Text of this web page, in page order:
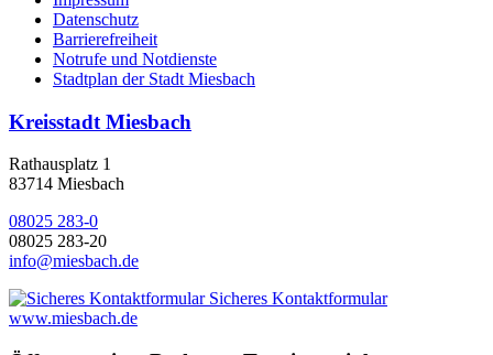
Datenschutz
Barrierefreiheit
Notrufe und Notdienste
Stadtplan der Stadt Miesbach
Kreisstadt Miesbach
Rathausplatz 1
83714 Miesbach
08025 283-0
08025 283-20
info@miesbach.de
Sicheres Kontaktformular
www.miesbach.de